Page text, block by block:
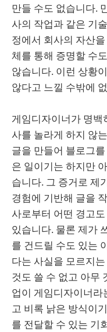
만들 수도 없습니다.
사의 작업과 같은 기
정에서 회사의 자산
체를 통해 증명할 수
않습니다. 이런 상황
않다고 느낄 수밖에
게임디자이너가 명백
사를 놀라게 하지 않
글을 만들어 블로그
은 일이기는 하지만
습니다. 그 증거로 제
경험에 기반해 글을
사로부터 어떤 경고
있습니다. 물론 제가
를 건드릴 수도 있는
다는 사실을 모르지
것도 쓸 수 없고 아무
업이 게임디자이너라
고 비록 낡은 방식이
를 전달할 수 있는 기